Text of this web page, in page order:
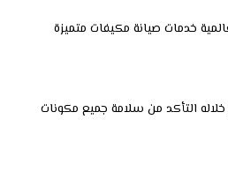
خدمات صيانة مكيفات متميزة
التأكد من سلامة جميع مكونات